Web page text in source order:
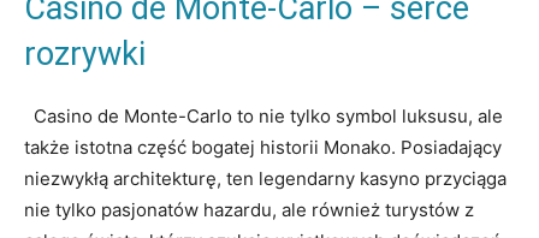
Casino de Monte-Carlo – serce
rozrywki
⁣ ⁤ Casino de Monte-Carlo ​to‌ nie tylko symbol luksusu, ale
także istotna część bogatej historii Monako. Posiadający
niezwykłą ⁢architekturę,⁤ ten ⁢legendarny kasyno przyciąga
nie tylko pasjonatów ⁤hazardu, ale również turystów z